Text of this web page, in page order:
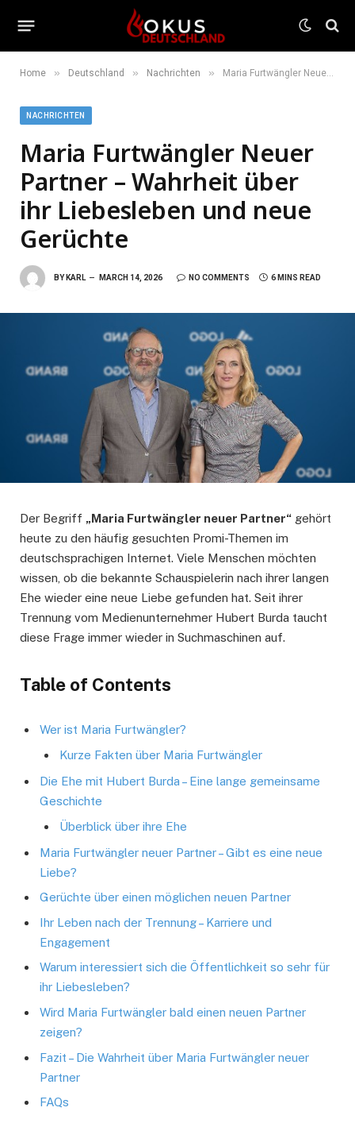
Home » Deutschland » Nachrichten » Maria Furtwängler Neuer Partner – Wahrheit über ihr Liebesleben und neue Gerüchte
NACHRICHTEN
Maria Furtwängler Neuer
Partner – Wahrheit über
ihr Liebesleben und neue
Gerüchte
BY KARL MARCH 14, 2026 NO COMMENTS 6 MINS READ
Der Begriff „Maria Furtwängler neuer Partner“ gehört
heute zu den häufig gesuchten Promi-Themen im
deutschsprachigen Internet. Viele Menschen möchten
wissen, ob die bekannte Schauspielerin nach ihrer langen
Ehe wieder eine neue Liebe gefunden hat. Seit ihrer
Trennung vom Medienunternehmer Hubert Burda taucht
diese Frage immer wieder in Suchmaschinen auf.
Table of Contents
Wer ist Maria Furtwängler?
Kurze Fakten über Maria Furtwängler
Die Ehe mit Hubert Burda – Eine lange gemeinsame
Geschichte
Überblick über ihre Ehe
Maria Furtwängler neuer Partner – Gibt es eine neue
Liebe?
Gerüchte über einen möglichen neuen Partner
Ihr Leben nach der Trennung – Karriere und
Engagement
Warum interessiert sich die Öffentlichkeit so sehr für
ihr Liebesleben?
Wird Maria Furtwängler bald einen neuen Partner
zeigen?
Fazit – Die Wahrheit über Maria Furtwängler neuer
Partner
FAQs